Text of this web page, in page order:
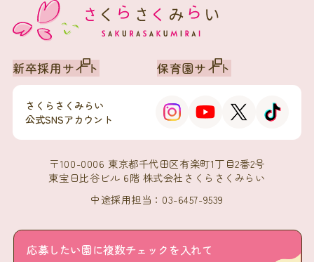
応募したい園に複数チェックを入れて
新卒採用サイト 保育園サイト
さくらさくみらい
公式SNSアカウント
〒100-0006 東京都千代田区有楽町1丁目2番2号
東宝日比谷ビル 6階 株式会社さくらさくみらい
中途採用担当：03-6457-9539
会社概要 プライバシーポリシー